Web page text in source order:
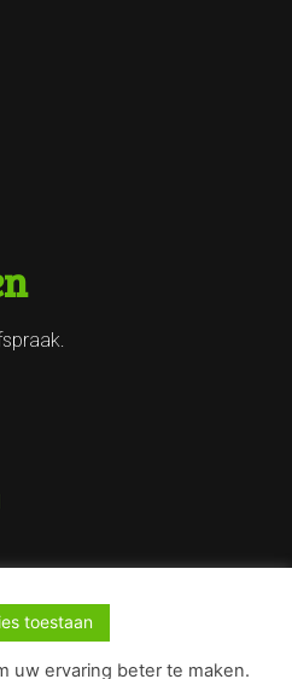
toestaan
uw ervaring beter te maken.